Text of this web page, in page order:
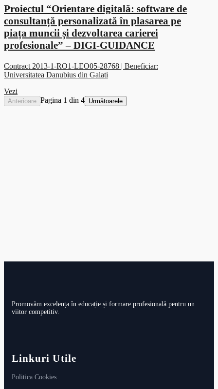
Proiectul “Orientare digitală: software de
consultanță personalizată în plasarea pe
piața muncii și dezvoltarea carierei
profesionale” – DIGI-GUIDANCE
Contract 2013-1-RO1-LEO05-28768 | Beneficiar:
Universitatea Danubius din Galati
Vezi
Anterioare Pagina 1 din 4 Următoarele
Promovăm excelența în educație și formare profesională pentru un
viitor competitiv.
Linkuri Utile
Politica Cookies